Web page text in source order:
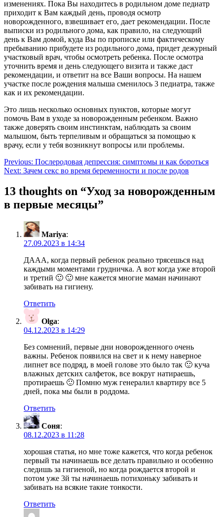
изменениях. Пока Вы находитесь в родильном доме педиатр
приходит к Вам каждый день, проводя осмотр
новорожденного, взвешивает его, дает рекомендации. После
выписки из родильного дома, как правило, на следующий
день к Вам домой, куда Вы по прописке или фактическому
пребыванию прибудете из родильного дома, придет дежурный
участковый врач, чтобы осмотреть ребенка. После осмотра
уточнить время и день следующего визита и также даст
рекомендации, и ответит на все Ваши вопросы. На нашем
участке после рождения малыша сменилось 3 педиатра, также
как и их рекомендации.
Это лишь несколько основных пунктов, которые могут
помочь Вам в уходе за новорожденным ребенком. Важно
также доверять своим инстинктам, наблюдать за своим
малышом, быть терпеливым и обращаться за помощью к
врачу, если у тебя возникнут вопросы или проблемы.
Навигация
по
записям
Previous: Послеродовая депрессия: симптомы и как бороться
Next: Зачем секс во время беременности и после родов
13 thoughts on “Уход за новорожденным
в первые месяцы”
Mariya:
27.09.2023 в 14:34
ДААА, когда первый ребенок реально трясешься над
каждыми моментами грудничка. А вот когда уже второй
и третий 🙂 🙂 мне кажется многие маман начинают
забивать на гигиену.
Ответить
Olga:
04.12.2023 в 14:29
Без сомнений, первые дни новорожденного очень
важны. Ребенок появился на свет и к нему наверное
липнет все подряд, в моей голове это было так 🙂 куча
влажных детских салфеток, все вокруг натираешь,
протираешь 🙂 Помню муж генералил квартиру все 5
дней, пока мы были в роддома.
Ответить
Соня:
08.12.2023 в 11:28
хорошая статья, но мне тоже кажется, что когда ребенок
первый ты начинаешь все делать правильно и особенно
следишь за гигиеной, но когда рождается второй и
потом уже 3й ты начинаешь потихоньку забивать и
забивать на всякие такие тонкости.
Ответить